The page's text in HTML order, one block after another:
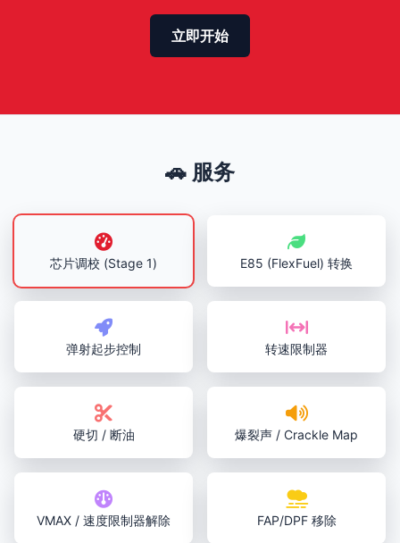
立即开始
🚗 服务
芯片调校 (Stage 1) E85 (FlexFuel) 转换
弹射起步控制 转速限制器
硬切 / 断油 爆裂声 / Crackle Map
VMAX / 速度限制器解除 FAP/DPF 移除